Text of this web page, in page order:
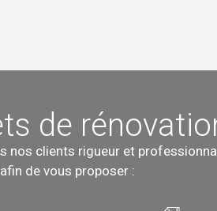
de
nos clients rigueur et
de vous proposer :